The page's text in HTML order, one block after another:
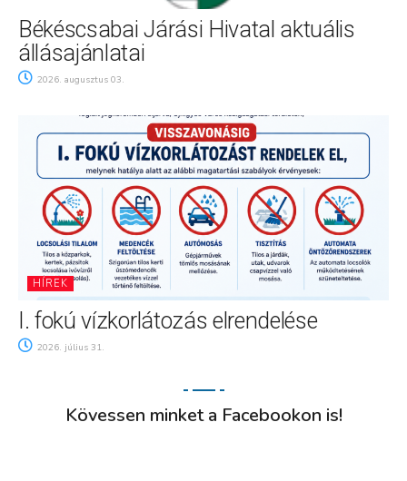
Békéscsabai Járási Hivatal aktuális
állásajánlatai
2026. augusztus 03.
HÍREK
I. fokú vízkorlátozás elrendelése
2026. július 31.
Kövessen minket a Facebookon is!